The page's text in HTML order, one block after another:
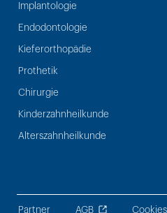
Implantologie
Endodontologie
Kieferorthopädie
Prothetik
Chirurgie
Kinderzahnheilkunde
Alterszahnheilkunde
Partner AGB Cookies